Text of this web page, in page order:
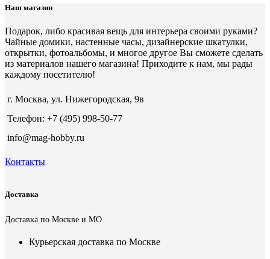
Наш магазин
Подарок, либо красивая вещь для интерьера своими руками?
Чайные домики, настенные часы, дизайнерские шкатулки,
открытки, фотоальбомы, и многое другое Вы сможете сделать
из материалов нашего магазина! Приходите к нам, мы рады
каждому посетителю!
г. Москва, ул. Нижегородская, 9в
Телефон: +7 (495) 998-50-77
info@mag-hobby.ru
Контакты
Доставка
Доставка по Москве и МО
Курьерская доставка по Москве